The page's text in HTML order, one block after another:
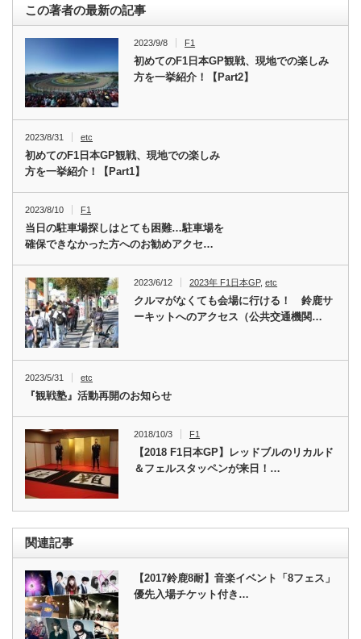
この著者の最新の記事
2023/9/8 F1
初めてのF1日本GP観戦、現地での楽しみ
方を一挙紹介！【Part2】
2023/8/31 etc
初めてのF1日本GP観戦、現地での楽しみ
方を一挙紹介！【Part1】
2023/8/10 F1
当日の駐車場探しはとても困難…駐車場を
確保できなかった方へのお勧めアクセ…
2023/6/12 2023年 F1日本GP,etc
クルマがなくても会場に行ける！ 鈴鹿サ
ーキットへのアクセス（公共交通機関…
2023/5/31 etc
『観戦塾』活動再開のお知らせ
2018/10/3 F1
【2018 F1日本GP】レッドブルのリカルド
＆フェルスタッペンが来日！…
関連記事
【2017鈴鹿8耐】音楽イベント「8フェス」
優先入場チケット付き…